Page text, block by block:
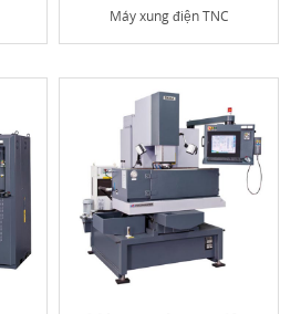
Máy xung điện TNC